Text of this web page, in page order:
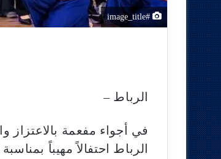
#image_title
الرباط –
في أجواء مفعمة بالاعتزاز
الرباط احتفالاً مهيباً